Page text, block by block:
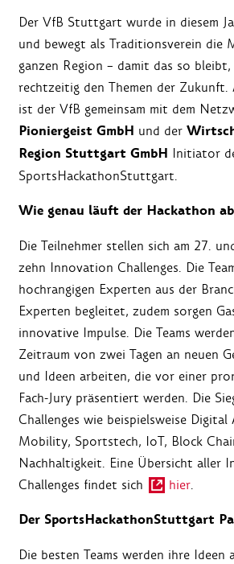
Der VfB Stuttgart wurde in diesem
und bewegt als Traditionsverein die
ganzen Region – damit das so
rechtzeitig den Themen der Zukunft.
ist der VfB gemeinsam mit dem
Pioniergeist GmbH und der
Region Stuttgart GmbH Initiator
SportsHackathonStuttgart.
Wie genau läuft der Hackathon
Die Teilnehmer stellen sich am 27.
zehn Innovation Challenges. Die
hochrangigen Experten aus der
Experten begleitet, zudem sorgen
innovative Impulse. Die Teams
Zeitraum von zwei Tagen an neuen
und Ideen arbeiten, die vor einer
Fach-Jury präsentiert werden. Die
Challenges wie beispielsweise
Mobility, Sportstech, IoT, Block
Nachhaltigkeit. Eine Übersicht aller
Challenges findet sich
hier.
Der SportsHackathonStuttgart
Die besten Teams werden ihre Ideen